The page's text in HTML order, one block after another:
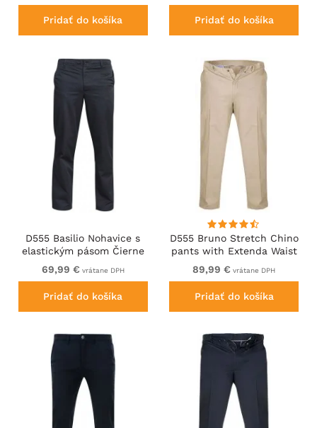
Pridať do košíka Pridať do košíka
D555 Basilio Nohavice s
elastickým pásom Čierne
69,99 € vrátane DPH
Pridať do košíka
D555 Bruno Stretch Chino
pants with Extenda Waist
Beige
89,99 € vrátane DPH
Pridať do košíka